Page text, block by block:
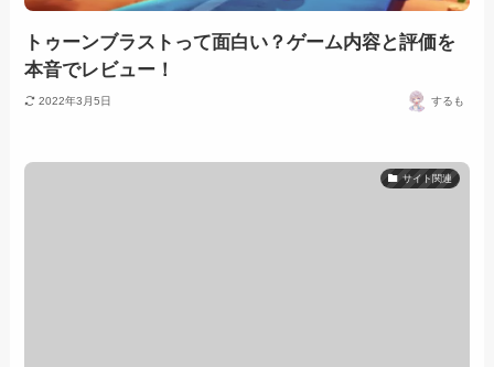
トゥーンブラストって面白い？ゲーム内容と評価を
本音でレビュー！
2022年3月5日 するも
サイト関連